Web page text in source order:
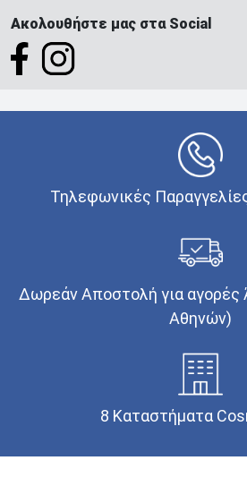
Ακολουθήστε μας στα Social
Τηλεφωνικές
Δωρεάν Αποστολή για αγορές
Αθηνών)
8 Καταστήματα